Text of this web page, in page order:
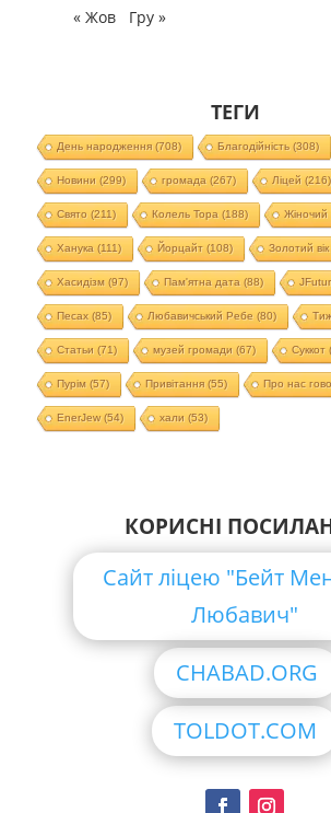
« Жов
Гру »
ТЕГИ
День народження(708) Благодійність (308)
Новини (299) громада (267) Ліцей (216)
Свято (211) Колель Тора (188) Жіночий
Ханука (111) Йорцайт (108) Золотий вік
Хасидізм (97) Пам'ятна дата (88)
Песах(85) Любавичський Ребе (80)
Статьи (71) музей громади (67) Суккот
Пурім (57) Привітання(55) Про нас
EnerJew(54) хали (53)
КОРИСНІ
Сайт ліцею "Бейт
Любавич"
CHABAD.ORG
TOLDOT.COM